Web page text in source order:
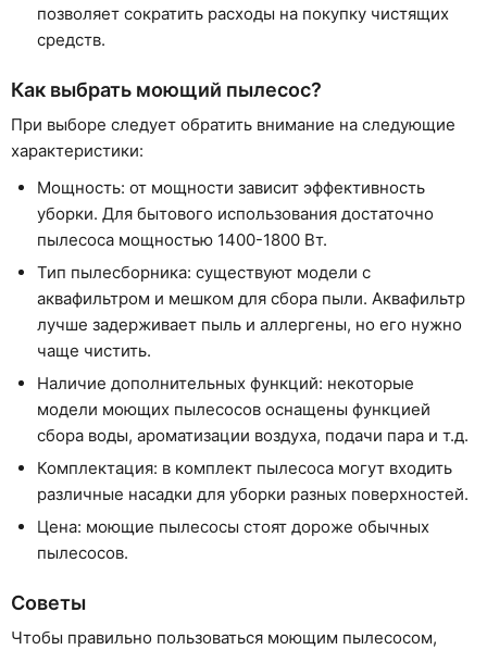
позволяет сократить расходы на покупку чистящих
средств.
Как выбрать моющий пылесос?
При выборе следует обратить внимание на следующие
характеристики:
Мощность: от мощности зависит эффективность
уборки. Для бытового использования достаточно
пылесоса мощностью 1400-1800 Вт.
Тип пылесборника: существуют модели с
аквафильтром и мешком для сбора пыли. Аквафильтр
лучше задерживает пыль и аллергены, но его нужно
чаще чистить.
Наличие дополнительных функций: некоторые
модели моющих пылесосов оснащены функцией
сбора воды, ароматизации воздуха, подачи пара и т.д.
Комплектация: в комплект пылесоса могут входить
различные насадки для уборки разных поверхностей.
Цена: моющие пылесосы стоят дороже обычных
пылесосов.
Советы
Чтобы правильно пользоваться моющим пылесосом,